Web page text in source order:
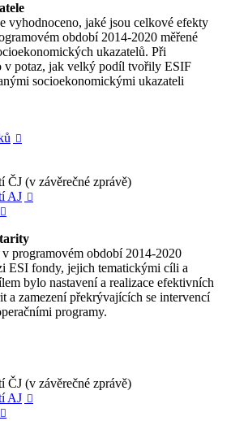
vyhodnoceno, jaké jsou celkové efekty
období 2014-2020 měřené
ukazatelů. Při
v potaz, jak velký podíl tvořily ESIF
socioekonomickými ukazateli

ČJ (v závěrečné zprávě)
AJ 

programovém období 2014-2020
ESI fondy, jejich tematickými cíli a
bylo nastavení a realizace efektivních
a zamezení překrývajících se intervencí
programy.
ČJ (v závěrečné zprávě)
AJ 
